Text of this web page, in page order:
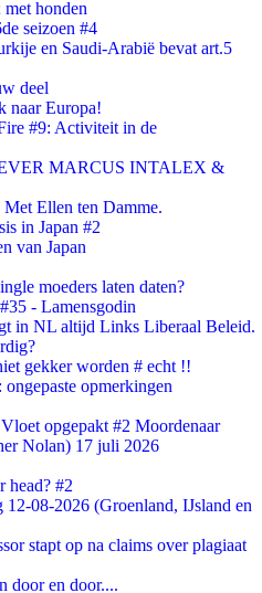
honden
seizoen #4
en Saudi-Arabië bevat art.5
deel
naar Europa!
#9: Activiteit in de
MARCUS INTALEX &
Ellen ten Damme.
in Japan #2
van Japan
moeders laten daten?
- Lamensgodin
in NL altijd Links Liberaal Beleid.
gekker worden # echt !!
opmerkingen
opgepakt #2 Moordenaar
Nolan) 17 juli 2026
head? #2
12-08-2026 (Groenland, IJsland en
stapt op na claims over plagiaat
door en door....